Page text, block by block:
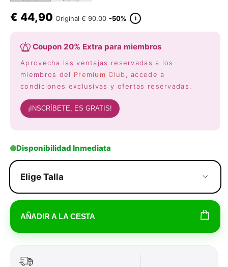
€ 44,90 Original € 90,00 -50% i
Coupon 20% Extra para miembros
Aprovecha las ventajas reservadas a los
miembros del Premium Club, accede a
condiciones exclusivas y ofertas reservadas.
¡INSCRÍBETE, ES GRATIS!
Disponibilidad Inmediata
Elige Talla
AÑADIR A LA CESTA